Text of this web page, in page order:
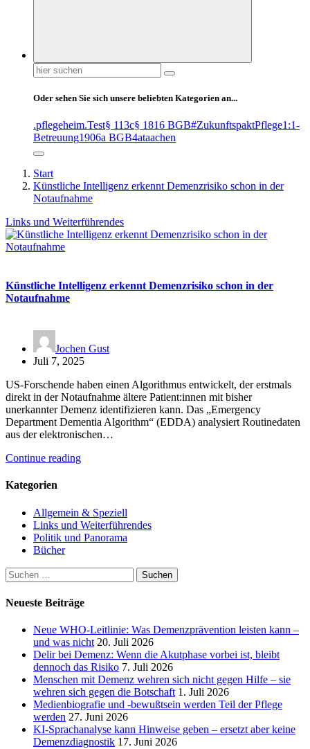
Suchen
nach:
Oder sehen Sie sich unsere beliebten Kategorien an...
.pflegeheim.Test§ 113c§ 1816 BGB#ZukunftspaktPflege1:1-
Betreuung1906a BGB4ataachen
Start
Künstliche Intelligenz erkennt Demenzrisiko schon in der
Notaufnahme
Links und Weiterführendes
Künstliche Intelligenz erkennt Demenzrisiko schon in der
Notaufnahme
Jochen Gust
Juli 7, 2025
US-Forschende haben einen Algorithmus entwickelt, der erstmals
direkt in der Notaufnahme ältere Patient:innen mit bisher
unerkannter Demenz identifizieren kann. Das „Emergency
Department Dementia Algorithm“ (EDDA) analysiert Routinedaten
aus der elektronischen…
Continue reading
Kategorien
Allgemein & Speziell
Links und Weiterführendes
Politik und Panorama
Bücher
Suchen
nach:
Neueste Beiträge
Neue WHO-Leitlinie: Was Demenzprävention leisten kann –
und was nicht 20. Juli 2026
Delir bei Demenz: Wenn die Akutphase vorbei ist, bleibt
dennoch das Risiko 7. Juli 2026
Menschen mit Demenz wehren sich nicht gegen Hilfe – sie
wehren sich gegen die Botschaft 1. Juli 2026
Medienbiografie und -bewußtsein werden Teil der Pflege
werden 27. Juni 2026
KI-Sprachanalyse kann Hinweise geben – ersetzt aber keine
Demenzdiagnostik 17. Juni 2026